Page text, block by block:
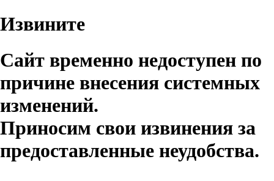
Извините
Сайт временно недоступен по
причине внесения системных
изменений.
Приносим свои извинения за
предоставленные неудобства.